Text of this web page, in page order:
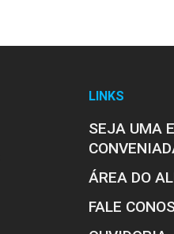
LINKS
SEJA UMA
ÁREA DO
FALE